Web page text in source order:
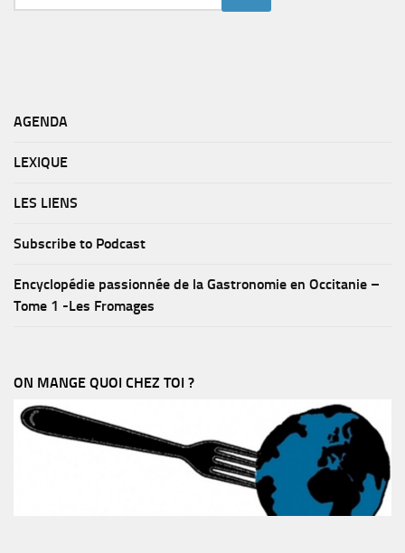
AGENDA
LEXIQUE
LES LIENS
Subscribe to Podcast
Encyclopédie passionnée de la Gastronomie en Occitanie –
Tome 1 -Les Fromages
ON MANGE QUOI CHEZ TOI ?